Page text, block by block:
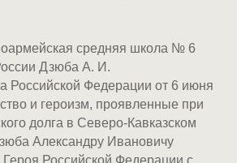
средняя школа № 6
Дзюба А. И.
Российской Федерации от 6 июня
и героизм, проявленные при
долга в Северо-Кавказском
Александру Ивановичу
Российской Федерации с